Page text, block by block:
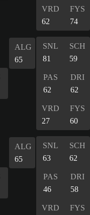
VRD
62
FYS
74
ALG
65
SNL
81
SCH
59
PAS
62
DRI
62
VRD
27
FYS
60
ALG
65
SNL
63
SCH
62
PAS
46
DRI
58
VRD
FYS